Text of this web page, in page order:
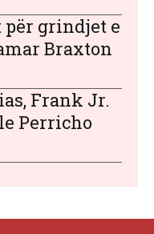
për grindjet e
Braxton
Frank Jr.
Perricho